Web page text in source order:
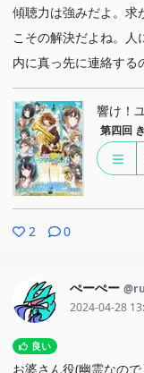
傾聴力は強みだよ。求
こその解決だよね。
内に真っ先に連絡す
響け！
第四回
2 0
ぺーぺー
2024-04-28
良い
お婆さん役(幽霊なの